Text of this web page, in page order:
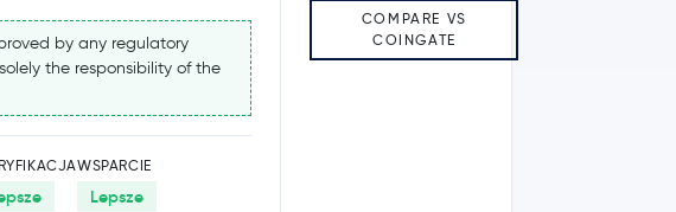
by any regulatory
the responsibility of the
WSPARCIE
Lepsze
COMPARE VS
COINGATE